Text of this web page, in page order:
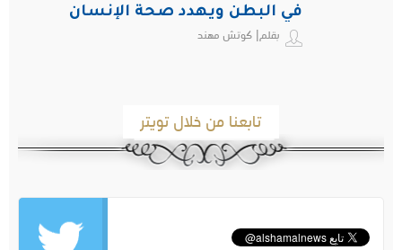
في البطن ويهدد صحة الإنسان
بقلم| كوتش مهند
تابعنا من خلال تويتر